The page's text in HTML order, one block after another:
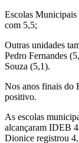
Escolas Municipais
com 5,5;
Outras unidades
Pedro Fernandes
Souza (5,1).
Nos anos finais do
positivo.
As escolas
alcançaram IDEB
Dionice registrou